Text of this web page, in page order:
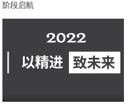
阶段启航